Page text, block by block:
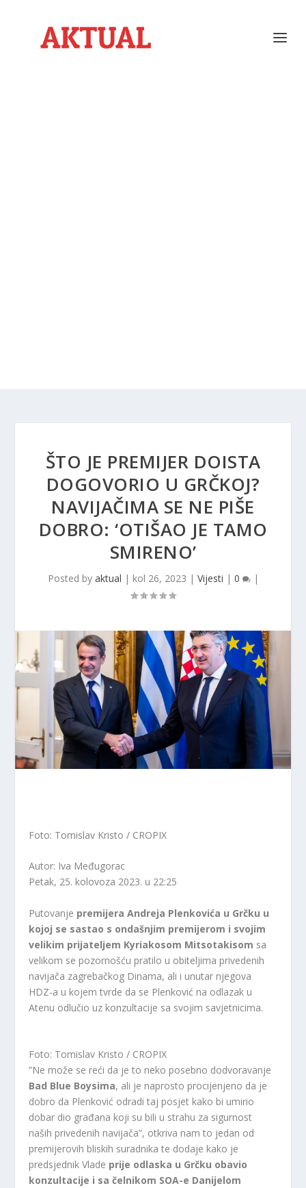
ŠTO JE PREMIJER DOISTA
DOGOVORIO U GRČKOJ?
NAVIJAČIMA SE NE PIŠE
DOBRO: ‘OTIŠAO JE TAMO
SMIRENO’
Posted by aktual | kol 26, 2023 | Vijesti | 0 |
Foto: Tomislav Kristo / CROPIX
Autor: Iva Međugorac
Petak, 25. kolovoza 2023. u 22:25
Putovanje premijera Andreja Plenkovića u Grčku u
kojoj se sastao s ondašnjim premijerom i svojim
velikim prijateljem Kyriakosom Mitsotakisom sa
velikom se pozornošću pratilo u obiteljima privedenih
navijača zagrebačkog Dinama, ali i unutar njegova
HDZ-a u kojem tvrde da se Plenković na odlazak u
Atenu odlučio uz konzultacije sa svojim savjetnicima.
Foto: Tomislav Kristo / CROPIX
”Ne može se reći da je to neko posebno dodvoravanje
Bad Blue Boysima, ali je naprosto procijenjeno da je
dobro da Plenković odradi taj posjet kako bi umirio
dobar dio građana koji su bili u strahu za sigurnost
naših privedenih navijača”, otkriva nam to jedan od
premijerovih bliskih suradnika te dodaje kako je
predsjednik Vlade prije odlaska u Grčku obavio
konzultacije i sa čelnikom SOA-e Danijelom